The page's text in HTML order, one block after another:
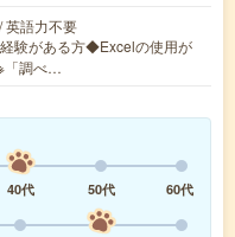
英語力不要
験がある方◆Excelの使用が
「調べ…
40代 50代
60代